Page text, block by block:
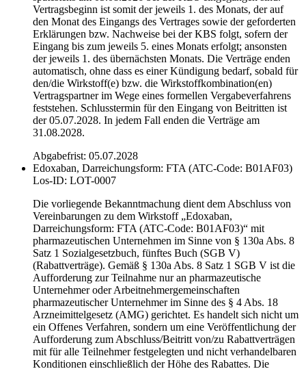
Vertragsbeginn ist somit der jeweils 1. des Monats, der auf
den Monat des Eingangs des Vertrages sowie der geforderten
Erklärungen bzw. Nachweise bei der KBS folgt, sofern der
Eingang bis zum jeweils 5. eines Monats erfolgt; ansonsten
der jeweils 1. des übernächsten Monats. Die Verträge enden
automatisch, ohne dass es einer Kündigung bedarf, sobald für
den/die Wirkstoff(e) bzw. die Wirkstoffkombination(en)
Vertragspartner im Wege eines formellen Vergabeverfahrens
feststehen. Schlusstermin für den Eingang von Beitritten ist
der 05.07.2028. In jedem Fall enden die Verträge am
31.08.2028.
Abgabefrist: 05.07.2028
Edoxaban, Darreichungsform: FTA (ATC-Code: B01AF03)
Los-ID: LOT-0007
Die vorliegende Bekanntmachung dient dem Abschluss von
Vereinbarungen zu dem Wirkstoff „Edoxaban,
Darreichungsform: FTA (ATC-Code: B01AF03)“ mit
pharmazeutischen Unternehmen im Sinne von § 130a Abs. 8
Satz 1 Sozialgesetzbuch, fünftes Buch (SGB V)
(Rabattverträge). Gemäß § 130a Abs. 8 Satz 1 SGB V ist die
Aufforderung zur Teilnahme nur an pharmazeutische
Unternehmer oder Arbeitnehmergemeinschaften
pharmazeutischer Unternehmer im Sinne des § 4 Abs. 18
Arzneimittelgesetz (AMG) gerichtet. Es handelt sich nicht um
ein Offenes Verfahren, sondern um eine Veröffentlichung der
Aufforderung zum Abschluss/Beitritt von/zu Rabattverträgen
mit für alle Teilnehmer festgelegten und nicht verhandelbaren
Konditionen einschließlich der Höhe des Rabattes. Die